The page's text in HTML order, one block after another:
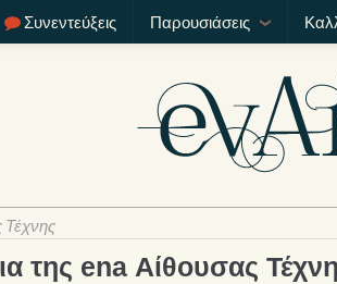
Συνεντεύξεις Παρουσιάσεις
Τέχνης
της ena Αίθουσας